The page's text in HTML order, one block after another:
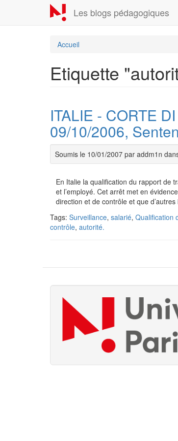
contenu
Les blogs pédagogiques
Accueil
Etiquette
ITALIE - CORTE
09/10/2006,
Soumis le 10/01/2007 par addm1n
En Italie la qualification du rapport de
et l’employé. Cet arrêt met en
direction et de contrôle et que
Tags: Surveillance, salarié, Qualification
contrôle, autorité.